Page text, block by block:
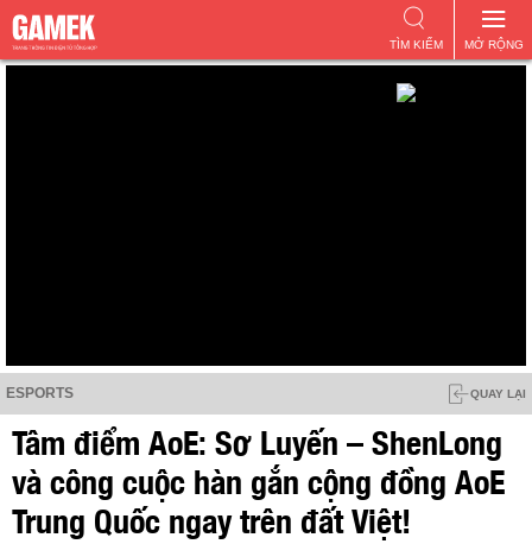
MỞ RỘNG
TÌM KIẾM
ESPORTS QUAY LẠI
Tâm điểm AoE: Sơ Luyến – ShenLong
và công cuộc hàn gắn cộng đồng AoE
Trung Quốc ngay trên đất Việt!